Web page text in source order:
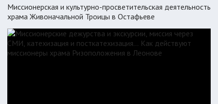
Миссионерская и культурно-просветительская деятельность
храма Живоначальной Троицы в Остафьеве